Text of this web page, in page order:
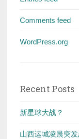
Comments feed
WordPress.org
Recent Posts
新星球大战？
山西运城凌晨突